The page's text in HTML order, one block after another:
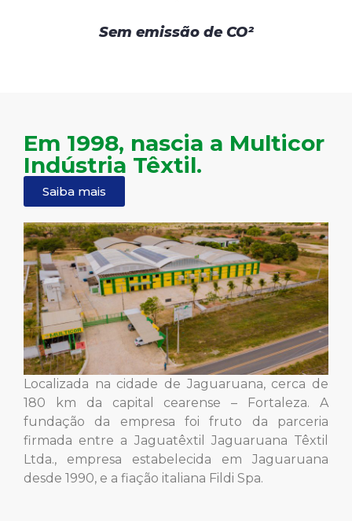
Sem emissão de CO²
Em 1998, nascia a Multicor
Indústria Têxtil.
Saiba mais
Localizada na cidade de Jaguaruana, cerca de
180 km da capital cearense – Fortaleza. A
fundação da empresa foi fruto da parceria
firmada entre a Jaguatêxtil Jaguaruana Têxtil
Ltda., empresa estabelecida em Jaguaruana
desde 1990, e a fiação italiana Fildi Spa.